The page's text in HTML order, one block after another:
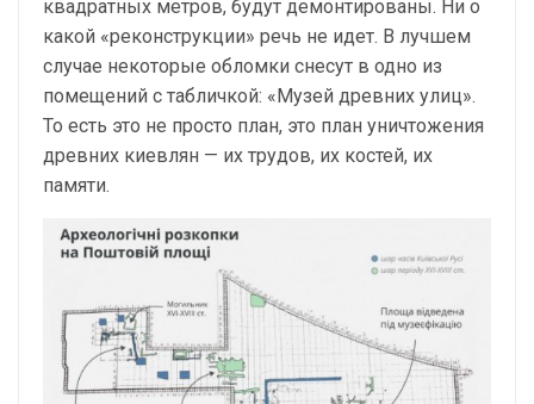
квадратных метров, будут демонтированы. Ни о
какой «реконструкции» речь не идет. В лучшем
случае некоторые обломки снесут в одно из
помещений с табличкой: «Музей древних улиц».
То есть это не просто план, это план уничтожения
древних киевлян — их трудов, их костей, их
памяти.